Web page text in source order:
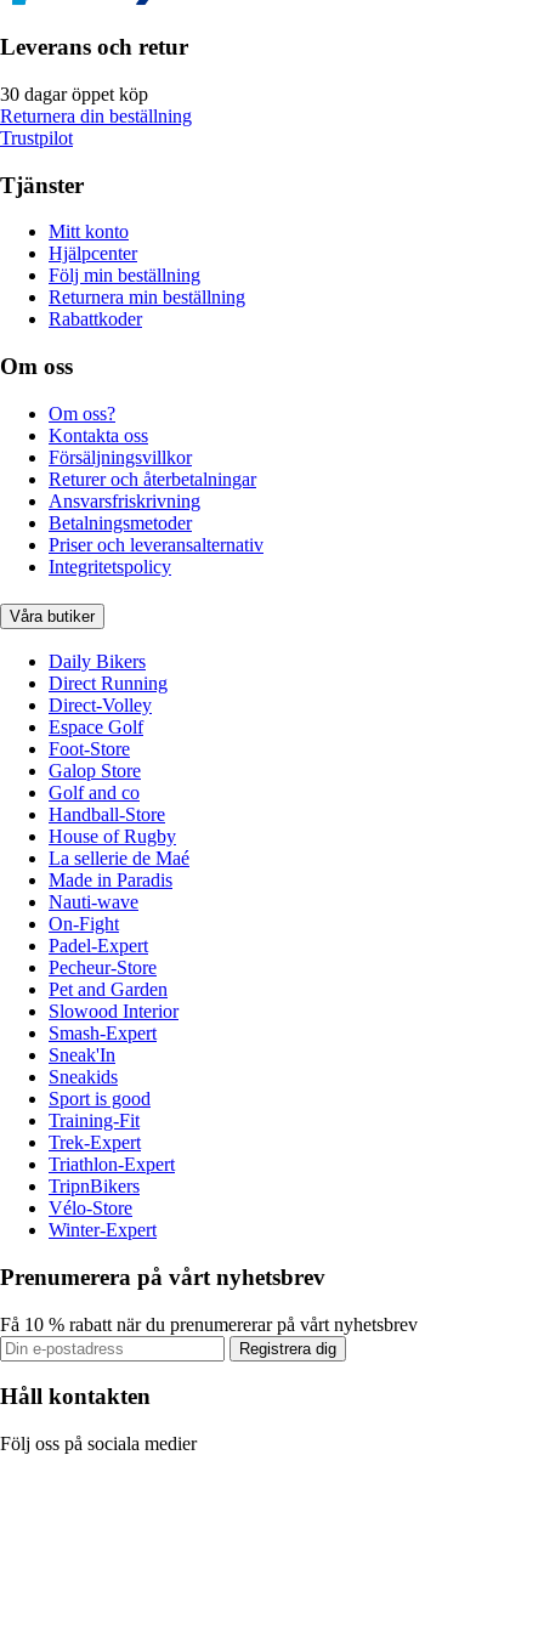
Leverans och retur
30 dagar öppet köp
Returnera din beställning
Trustpilot
Tjänster
Mitt konto
Hjälpcenter
Följ min beställning
Returnera min beställning
Rabattkoder
Om oss
Om oss?
Kontakta oss
Försäljningsvillkor
Returer och återbetalningar
Ansvarsfriskrivning
Betalningsmetoder
Priser och leveransalternativ
Integritetspolicy
Våra butiker
Daily Bikers
Direct Running
Direct-Volley
Espace Golf
Foot-Store
Galop Store
Golf and co
Handball-Store
House of Rugby
La sellerie de Maé
Made in Paradis
Nauti-wave
On-Fight
Padel-Expert
Pecheur-Store
Pet and Garden
Slowood Interior
Smash-Expert
Sneak'In
Sneakids
Sport is good
Training-Fit
Trek-Expert
Triathlon-Expert
TripnBikers
Vélo-Store
Winter-Expert
Prenumerera på vårt nyhetsbrev
Få 10 % rabatt när du prenumererar på vårt nyhetsbrev
Registrera dig
Håll kontakten
Följ oss på sociala medier